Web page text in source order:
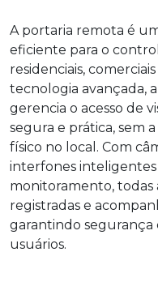
A portaria remota é
eficiente para o
residenciais,
tecnologia avançada,
gerencia o acesso de
segura e prática, sem
físico no local. Com
interfones inteligentes
monitoramento, todas
registradas e
garantindo segurança
usuários.